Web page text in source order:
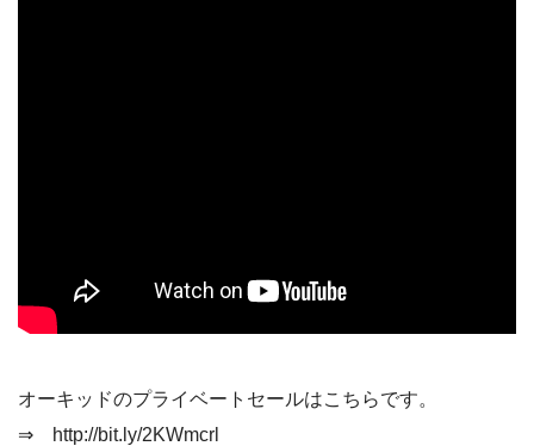
オーキッドのプライベートセールはこちらです。
⇒ http://bit.ly/2KWmcrl